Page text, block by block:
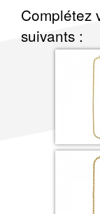
Complétez
suivants :